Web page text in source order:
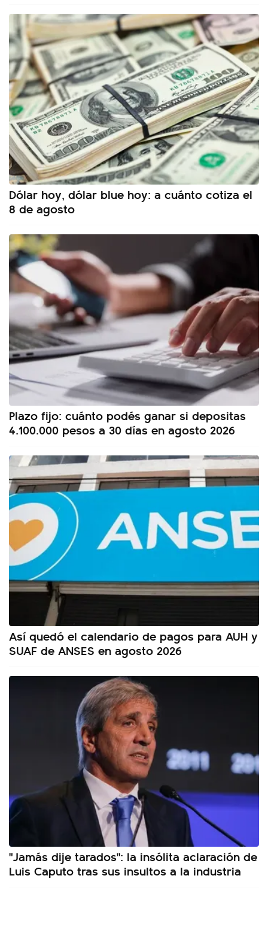
Dólar hoy, dólar blue hoy: a cuánto cotiza el
8 de agosto
Plazo fijo: cuánto podés ganar si depositas
4.100.000 pesos a 30 días en agosto 2026
Así quedó el calendario de pagos para AUH y
SUAF de ANSES en agosto 2026
"Jamás dije tarados": la insólita aclaración de
Luis Caputo tras sus insultos a la industria